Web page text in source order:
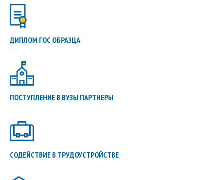
ДИПЛОМ ГОС ОБРАЗЦА
ПОСТУПЛЕНИЕ В ВУЗЫ ПАРТНЕРЫ
СОДЕЙСТВИЕ В ТРУДОУСТРОЙСТВЕ